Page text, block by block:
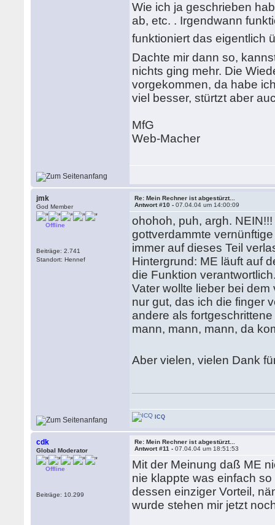
Wie ich ja geschrieben
ab, etc. . Irgendwann
funktioniert das eigentlich
Dachte mir dann so,
nichts ging mehr. Die
vorgekommen, da habe
viel besser, stürtzt aber
MfG
Web-Macher
jmk
God Member
Offline
Beiträge: 2.741
Standort: Hennef
Re: Mein Rechner ist abgestürzt...
Antwort #10 -07.04.04 um 14:00:09
ohohoh, puh, argh.
gottverdammte
immer auf dieses Teil
Hintergrund: ME läuft auf
die Funktion
Vater wollte lieber bei
nur gut, das ich die finger
andere als
mann, mann, mann, da
Aber vielen, vielen Dank
ICQ
cdk
Global Moderator
Offline
Beiträge: 10.299
Re: Mein Rechner ist abgestürzt...
Antwort #11 -07.04.04 um 18:51:53
Mit der Meinung daß ME
nie klappte was einfach
dessen einziger Vorteil,
wurde stehen mir jetzt